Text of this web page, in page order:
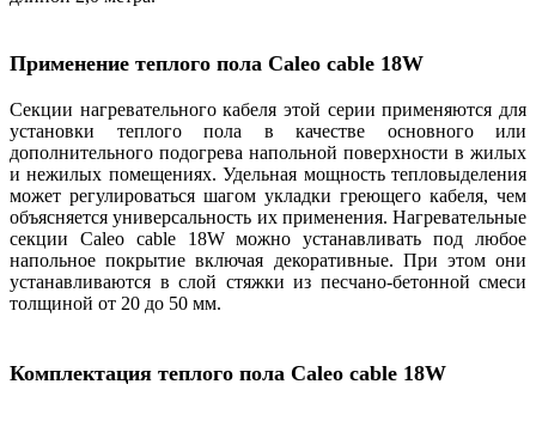
Применение теплого пола Caleo cable 18W
Секции нагревательного кабеля этой серии применяются для
установки теплого пола в качестве основного или
дополнительного подогрева напольной поверхности в жилых
и нежилых помещениях. Удельная мощность тепловыделения
может регулироваться шагом укладки греющего кабеля, чем
объясняется универсальность их применения. Нагревательные
секции Caleo cable 18W можно устанавливать под любое
напольное покрытие включая декоративные. При этом они
устанавливаются в слой стяжки из песчано-бетонной смеси
толщиной от 20 до 50 мм.
Комплектация теплого пола Caleo cable 18W